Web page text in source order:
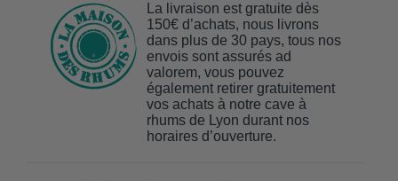
La livraison est gratuite dès
150€ d’achats, nous livrons
dans plus de 30 pays, tous nos
envois sont assurés ad
valorem, vous pouvez
également retirer gratuitement
vos achats à notre cave à
rhums de Lyon durant nos
horaires d’ouverture.